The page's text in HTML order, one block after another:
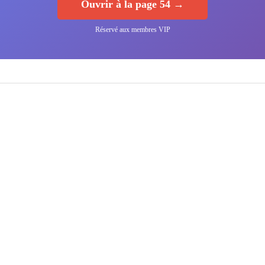
Ouvrir à la page 54 →
Réservé aux membres VIP